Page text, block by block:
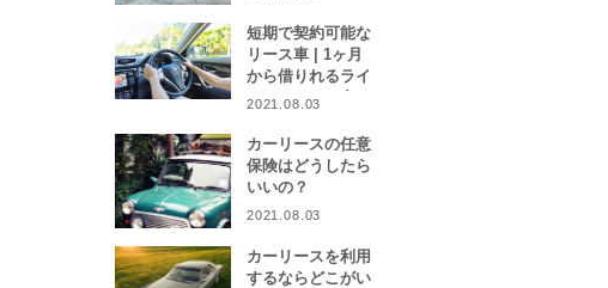
短期で契約可能な
リース車 | 1ヶ月
から借りれるライ
フスタイルに合わ
集
2021.08.03
カーリースの任意
保険はどうしたら
いいの？
2021.08.03
カーリースを利用
するならどこがい